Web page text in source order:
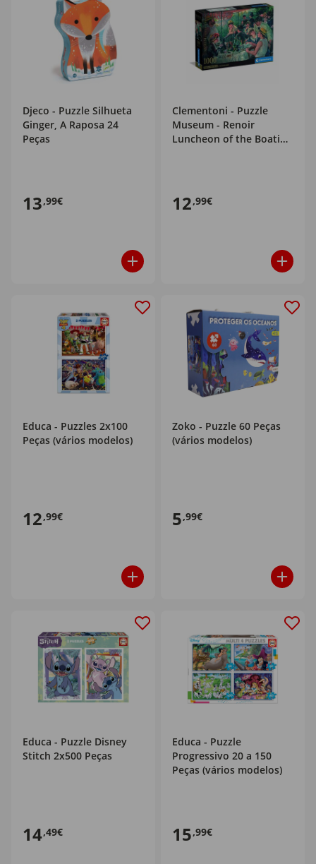
Djeco - Puzzle Silhueta
Ginger, A Raposa 24
Peças
13,99€
Clementoni - Puzzle
Museum - Renoir
Luncheon of the Boating
12,99€
Educa - Puzzles 2x100
Peças (vários modelos)
12,99€
Zoko - Puzzle 60 Peças
(vários modelos)
5,99€
Educa - Puzzle Disney
Stitch 2x500 Peças
14,49€
Educa - Puzzle
Progressivo 20 a 150
Peças (vários modelos)
15,99€